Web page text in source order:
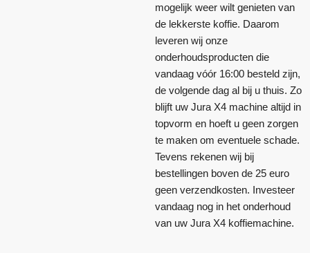
mogelijk weer wilt genieten van
de lekkerste koffie. Daarom
leveren wij onze
onderhoudsproducten die
vandaag vóór 16:00 besteld zijn,
de volgende dag al bij u thuis. Zo
blijft uw Jura X4 machine altijd in
topvorm en hoeft u geen zorgen
te maken om eventuele schade.
Tevens rekenen wij bij
bestellingen boven de 25 euro
geen verzendkosten. Investeer
vandaag nog in het onderhoud
van uw Jura X4 koffiemachine.